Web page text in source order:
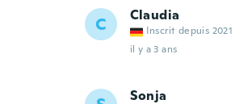
C Claudia
Inscrit depuis 2021
il y a 3 ans
Sonja